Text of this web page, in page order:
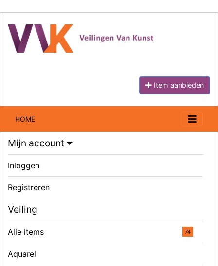
Item aanbieden
HOME
Mijn account
Inloggen
Registreren
Veiling
Alle items 74
Aquarel